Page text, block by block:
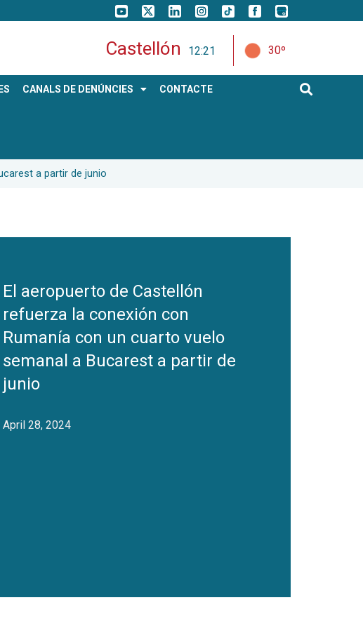
Castellón 12:21 30º
CANALS DE DENÚNCIES CONTACTE
a partir de junio
El aeropuerto de Castellón
refuerza la conexión con
Rumanía con un cuarto vuelo
semanal a Bucarest a partir de
junio
April 28, 2024